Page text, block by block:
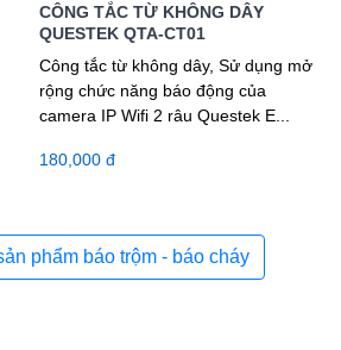
CÔNG TẮC TỪ KHÔNG DÂY
QUESTEK QTA-CT01
Công tắc từ không dây, Sử dụng mở
rộng chức năng báo động của
camera IP Wifi 2 râu Questek E...
180,000 đ
phẩm báo trộm - báo cháy